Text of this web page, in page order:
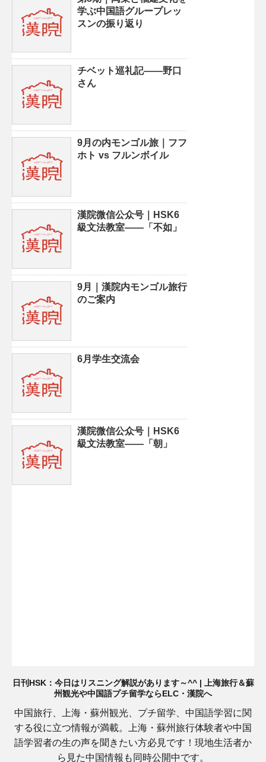
学ぶ中国語グループレッ
スンの振り返り
チベット巡礼記——野口
さん
9月の内モンゴル旅｜フフ
ホト vs フルンボイル
漢院微信公众号｜HSK6
級文法教室——「不如」
9月｜漢院内モンゴル旅行
のご案内
6月学生交流会
漢院微信公众号｜HSK6
級文法教室——「朝」
日刊HSK：今日はリスニング解説があります～^^ | 上海旅行＆蘇
州観光や中国語プチ留学ならELC・漢院へ
中国旅行、上海・蘇州観光、プチ留学、中国語学習に関
する役に立つ情報が満載。上海・蘇州旅行体験者や中国
語学習者の生の声を聞きたい方必見です！現地生活者か
ら見た中国情報も同時公開中です。